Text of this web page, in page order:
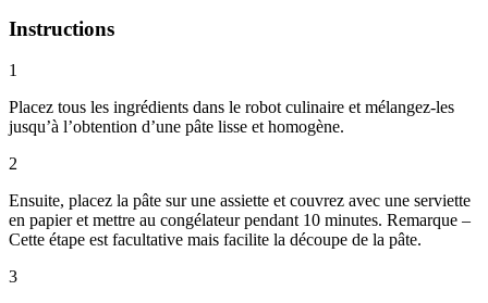
Instructions
1
Placez tous les ingrédients dans le robot culinaire et mélangez-les
jusqu’à l’obtention d’une pâte lisse et homogène.
2
Ensuite, placez la pâte sur une assiette et couvrez avec une serviette
en papier et mettre au congélateur pendant 10 minutes. Remarque –
Cette étape est facultative mais facilite la découpe de la pâte.
3